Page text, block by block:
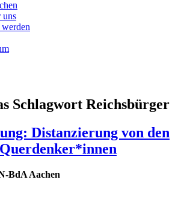
uns
Schlagwort Reichsbürger
Distanzierung von den
BdA Aachen